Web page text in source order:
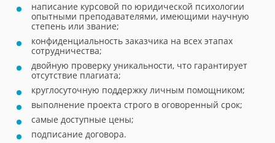
написание курсовой по юридической психологии
опытными преподавателями, имеющими научную
степень или звание;
конфиденциальность заказчика на всех этапах
сотрудничества;
двойную проверку уникальности, что гарантирует
отсутствие плагиата;
круглосуточную поддержку личным помощником;
выполнение проекта строго в оговоренный срок;
самые доступные цены;
подписание договора.